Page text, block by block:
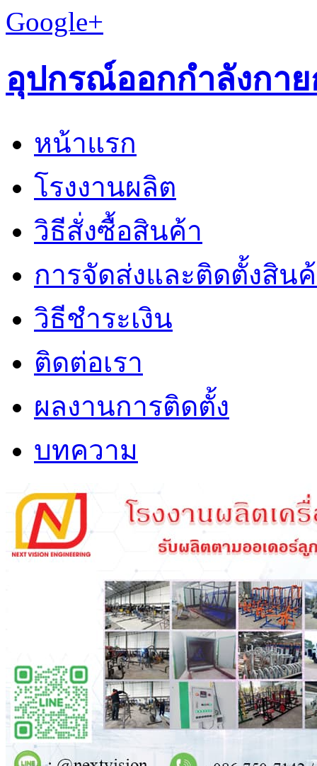
Google+
อุปกรณ์ออกกำลังกาย
หน้าแรก
โรงงานผลิต
วิธีสั่งซื้อสินค้า
การจัดส่งและติดตั้งสิน
วิธีชำระเงิน
ติดต่อเรา
ผลงานการติดตั้ง
บทความ